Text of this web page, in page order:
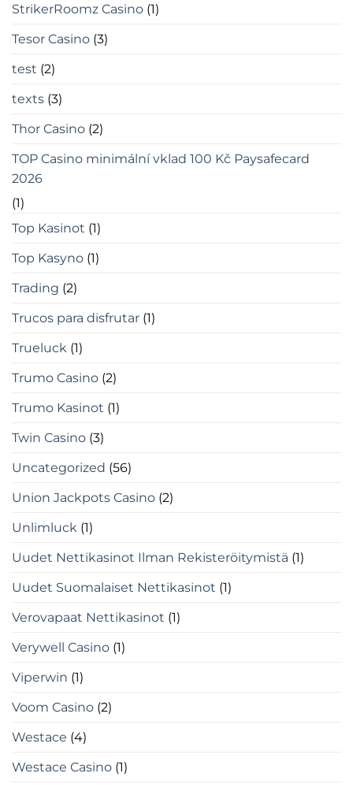
StrikerRoomz Casino (1)
Tesor Casino (3)
test (2)
texts (3)
Thor Casino (2)
TOP Casino minimální vklad 100 Kč Paysafecard
2026
(1)
Top Kasinot (1)
Top Kasyno (1)
Trading (2)
Trucos para disfrutar (1)
Trueluck (1)
Trumo Casino (2)
Trumo Kasinot (1)
Twin Casino (3)
Uncategorized (56)
Union Jackpots Casino (2)
Unlimluck (1)
Uudet Nettikasinot Ilman Rekisteröitymistä (1)
Uudet Suomalaiset Nettikasinot (1)
Verovapaat Nettikasinot (1)
Verywell Casino (1)
Viperwin (1)
Voom Casino (2)
Westace (4)
Westace Casino (1)